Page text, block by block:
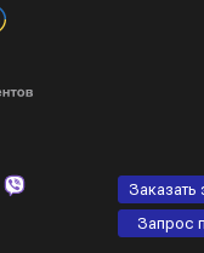
Заказать
Запрос